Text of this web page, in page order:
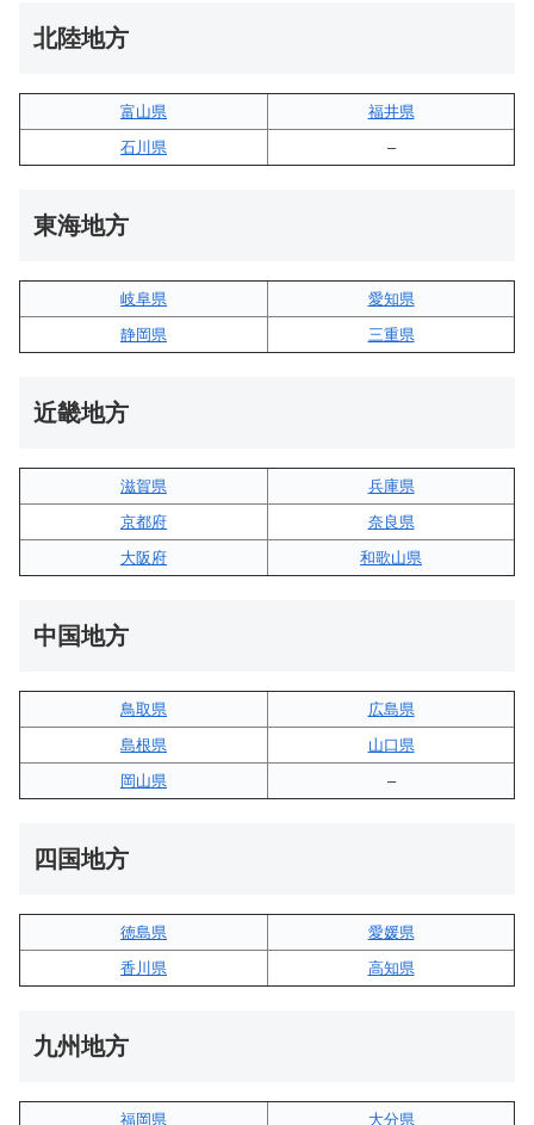
北陸地方
富山県
福井県
石川県
–
東海地方
岐阜県
愛知県
静岡県
三重県
近畿地方
滋賀県
兵庫県
京都府
奈良県
大阪府
和歌山県
中国地方
鳥取県
広島県
島根県
山口県
岡山県
–
四国地方
徳島県
愛媛県
香川県
高知県
九州地方
福岡県 大分県